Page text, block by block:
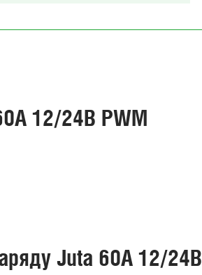
12/24В PWM
Juta 60А 12/24В